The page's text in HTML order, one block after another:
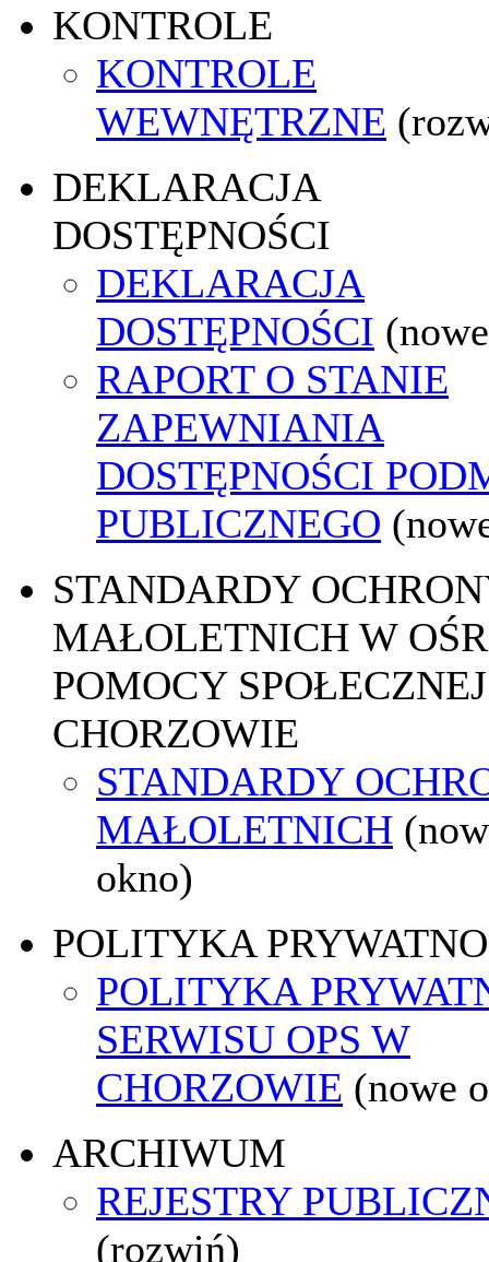
KONTROLE
KONTROLE
WEWNĘTRZNE
DEKLARACJA
DOSTĘPNOŚCI
DEKLARACJA
DOSTĘPNOŚCI
RAPORT O STANIE
ZAPEWNIANIA
DOSTĘPNOŚCI
PUBLICZNEGO
STANDARDY
MAŁOLETNICH W
POMOCY
CHORZOWIE
STANDARDY
MAŁOLETNICH
okno)
POLITYKA
POLITYKA
SERWISU OPS W
CHORZOWIE (nowe
ARCHIWUM
REJESTRY
(rozwiń)